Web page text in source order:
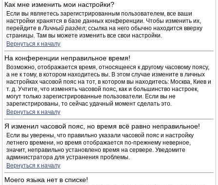
Как мне изменить мои настройки?
Если вы являетесь зарегистрированным пользователем, все ваши
настройки хранятся в базе данных конференции. Чтобы изменить их,
перейдите вЛичный раздел; ссылка на него обычно находится вверху
страницы. Там вы можете изменить все свои настройки.
Вернуться к началу
На конференции неправильное время!
Возможно, отображается время, относящееся к другому часовому поясу,
а не к тому, в котором находитесь вы. В этом случае измените в личных
настройках часовой пояс на тот, в котором вы находитесь: Москва, Киев и
т. д. Учтите, что изменять часовой пояс, как и большинство настроек,
могут только зарегистрированные пользователи. Если вы не
зарегистрированы, то сейчас удачный момент сделать это.
Вернуться к началу
Я изменил часовой пояс, но время всё равно неправильное!
Если вы уверены, что правильно указали часовой пояс и настройку
летнего времени, но время отображается по-прежнему неверное,
значит, неправильно установлено время на сервере. Уведомите
администратора для устранения проблемы.
Вернуться к началу
Моего языка нет в списке!